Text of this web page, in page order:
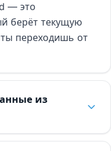
— это
берёт текущую
ты переходишь от
из